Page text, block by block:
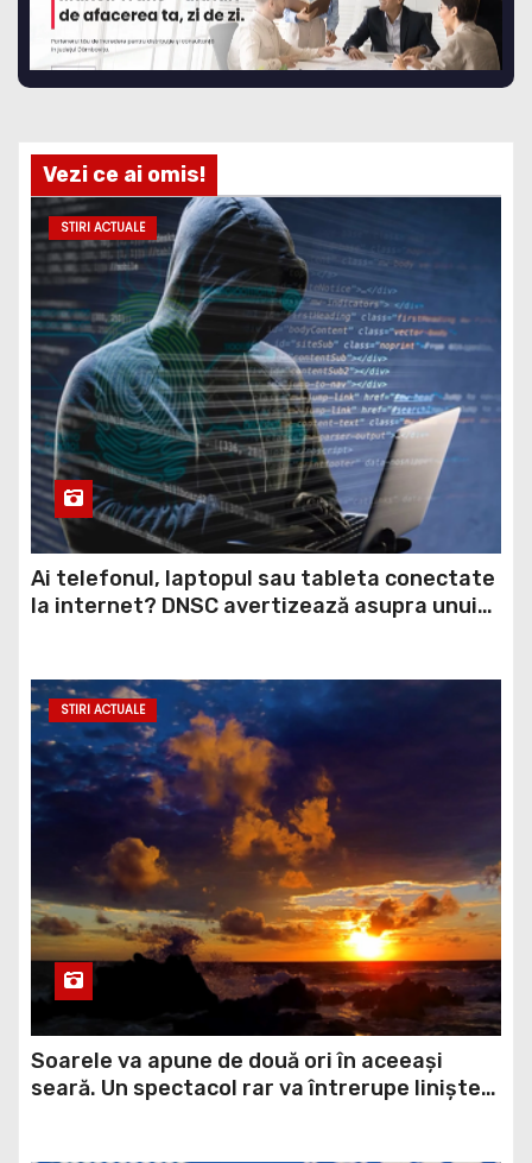
Vezi ce ai omis!
STIRI ACTUALE
Ai telefonul, laptopul sau tableta conectate
la internet? DNSC avertizează asupra unui
STIRI ACTUALE
Soarele va apune de două ori în aceeași
seară. Un spectacol rar va întrerupe liniștea